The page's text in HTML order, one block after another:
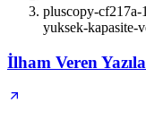
pluscopy-
yuksek-kapasite-
İlham Veren